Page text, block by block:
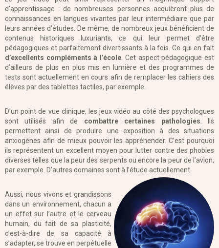
d’apprentissage : de nombreuses personnes acquièrent plus de
connaissances en langues vivantes par leur intermédiaire que par
leurs années d’études. De même, de nombreux jeux bénéficient de
contenus historiques luxuriants, ce qui leur permet d’être
pédagogiques et parfaitement divertissants à la fois. Ce qui en fait
d’excellents compléments à l’école . Cet aspect pédagogique est
d’ailleurs de plus en plus mis en lumière et des programmes de
tests sont actuellement en cours afin de remplacer les cahiers des
élèves par des tablettes tactiles, par exemple.
D’un point de vue clinique, les jeux vidéo au côté des psychologues
sont utilisés afin de combattre certaines pathologies . Ils
permettent ainsi de produire une exposition à des situations
anxiogènes afin de mieux pouvoir les appréhender. C’est pourquoi
ils représentent un excellent moyen pour lutter contre des phobies
diverses telles que la peur des serpents ou encore la peur de l’avion,
par exemple. D’autres domaines sont à l’étude actuellement.
Aussi, nous vivons et grandissons
dans un environnement, chacun a
un effet sur l’autre et le cerveau
humain, du fait de sa plasticité,
c’est-à-dire de sa capacité à
s’adapter, se trouve en perpétuelle